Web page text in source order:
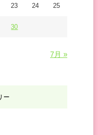
23 24 25
30
7月 »
ー